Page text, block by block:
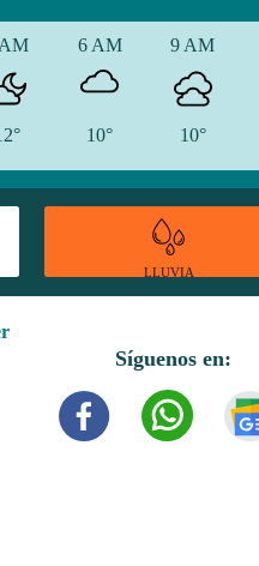
6 AM
10°
9 AM
10°
LLUVIA
Síguenos en: